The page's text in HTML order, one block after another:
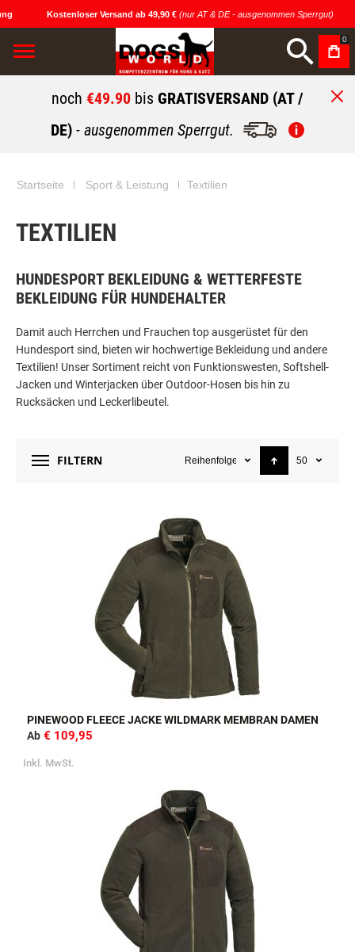
Kostenloser Versand ab 49,90 €(nur AT & DE - ausgenommen Sperrgut)
0
noch €49.90 bis GRATISVERSAND (AT /
DE) - ausgenommen Sperrgut.
Startseite Sport & Leistung Textilien
TEXTILIEN
HUNDESPORT BEKLEIDUNG & WETTERFESTE
BEKLEIDUNG FÜR HUNDEHALTER
Damit auch Herrchen und Frauchen top ausgerüstet für den
Hundesport sind, bieten wir hochwertige Bekleidung und andere
Textilien! Unser Sortiment reicht von Funktionswesten, Softshell-
Jacken und Winterjacken über Outdoor-Hosen bis hin zu
Rucksäcken und Leckerlibeutel.
FILTERN Reihenfolge 50
PINEWOOD FLEECE JACKE WILDMARK MEMBRAN DAMEN
Ab € 109,95
Inkl. MwSt.